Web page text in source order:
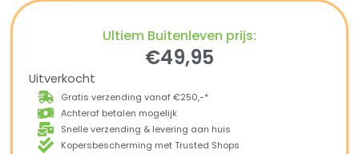
Ultiem Buitenleven prijs:
€49,95
Uitverkocht
Gratis verzending vanaf €250,-*
Achteraf betalen mogelijk
Snelle verzending & levering aan huis
Kopersbescherming met Trusted Shops